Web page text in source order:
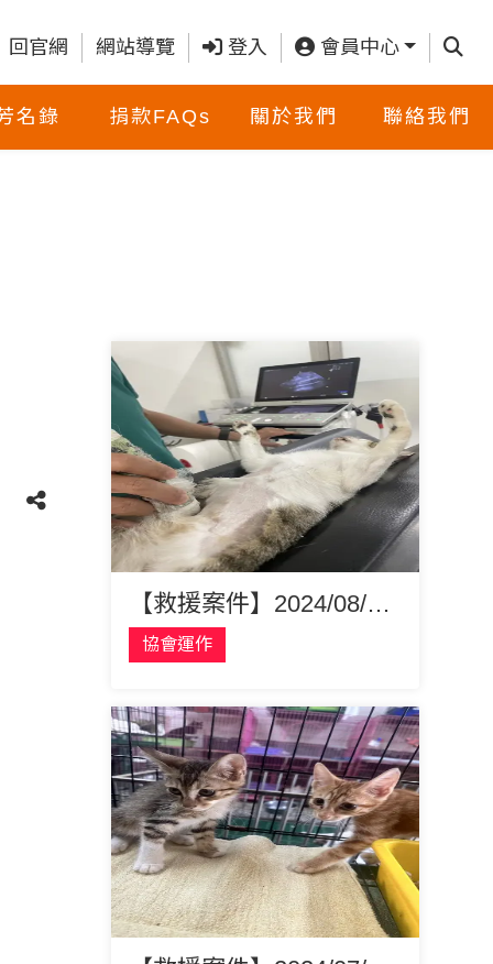
回官網 網站導覽 登入 會員中心 查詢
名錄 捐款FAQs 關於我們 聯絡我們
【救援案件】2024/08/29嘉義竹崎 阿里山浪貓 金虎
協會運作